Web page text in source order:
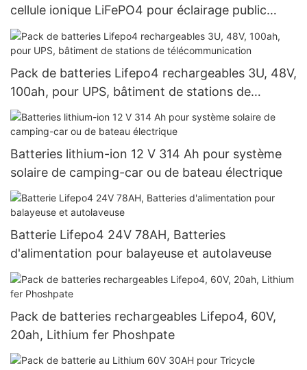
cellule ionique LiFePO4 pour éclairage public
extérieur
Pack de batteries Lifepo4 rechargeables 3U, 48V,
100ah, pour UPS, bâtiment de stations de
télécommunication
Batteries lithium-ion 12 V 314 Ah pour système
solaire de camping-car ou de bateau électrique
Batterie Lifepo4 24V 78AH, Batteries
d'alimentation pour balayeuse et autolaveuse
Pack de batteries rechargeables Lifepo4, 60V,
20ah, Lithium fer Phoshpate